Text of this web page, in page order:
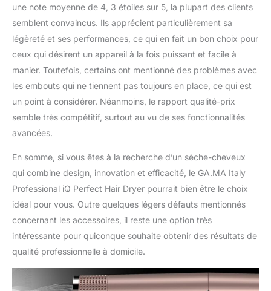
une note moyenne de 4, 3 étoiles sur 5, la plupart des clients
semblent convaincus. Ils apprécient particulièrement sa
légèreté et ses performances, ce qui en fait un bon choix pour
ceux qui désirent un appareil à la fois puissant et facile à
manier. Toutefois, certains ont mentionné des problèmes avec
les embouts qui ne tiennent pas toujours en place, ce qui est
un point à considérer. Néanmoins, le rapport qualité-prix
semble très compétitif, surtout au vu de ses fonctionnalités
avancées.
En somme, si vous êtes à la recherche d’un sèche-cheveux
qui combine design, innovation et efficacité, le GA.MA Italy
Professional iQ Perfect Hair Dryer pourrait bien être le choix
idéal pour vous. Outre quelques légers défauts mentionnés
concernant les accessoires, il reste une option très
intéressante pour quiconque souhaite obtenir des résultats de
qualité professionnelle à domicile.